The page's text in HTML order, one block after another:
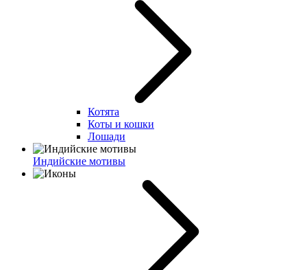
Котята
Коты и кошки
Лошади
Индийские мотивы